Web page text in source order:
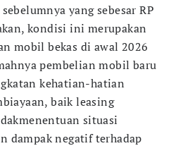
yang sebesar RP
kondisi ini merupakan
mobil bekas di awal 2026
pembelian mobil baru
kehatian-hatian
baik leasing
situasi
dampak negatif terhadap